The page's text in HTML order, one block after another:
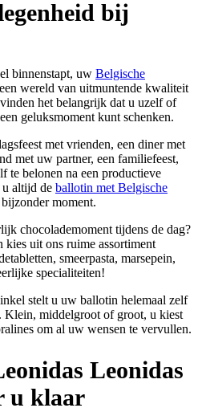
bij
binnenstapt, uw Belgische
wereld van uitmuntende kwaliteit
het belangrijk dat u uzelf of
geluksmoment kunt schenken.
met vrienden, een diner met
met uw partner, een familiefeest,
te belonen na een productieve
altijd de ballotin met Belgische
moment.
chocolademoment tijdens de dag?
uit ons ruime assortiment
smeerpasta, marsepein,
specialiteiten!
stelt u uw ballotin helemaal zelf
Klein, middelgroot of groot, u kiest
om al uw wensen te vervullen.
Leonidas
u klaar